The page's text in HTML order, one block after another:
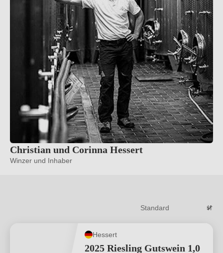
Christian und Corinna Hessert
Winzer und Inhaber
Hessert
2025 Riesling Gutswein 1,0